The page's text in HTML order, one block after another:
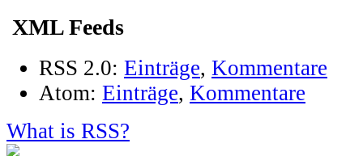
XML Feeds
RSS 2.0: Einträge, Kommentare
Atom: Einträge, Kommentare
What is RSS?